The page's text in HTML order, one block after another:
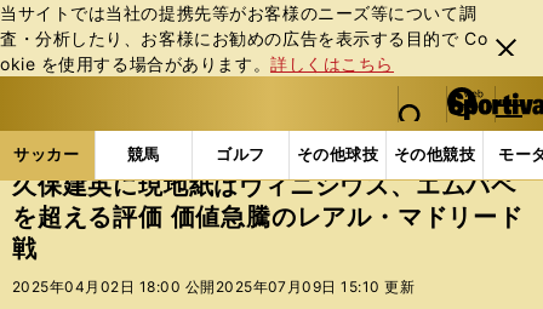
当サイトでは当社の提携先等がお客様のニーズ等について調
査・分析したり、お客様にお勧めの広告を表⽰する⽬的で Co
okie を使⽤する場合があります。詳しくはこちら
閉じ
る
web Sportiva (webスポルティーバ)
検索
マイペ
ー
ジ
メニュ
サッカー 競馬 ゴルフ その他球技 その他競技 モー
ス
ポ
ル
テ
ー
サッカーの記事一覧 海外サッカー 海外サッカー
久保建英に現地紙はヴィニシウス、エムバペ
を超える評価 価値急騰のレアル・マドリード
戦
2025年04月02日 18:00 公開 2025年07月09日 15:10 更新